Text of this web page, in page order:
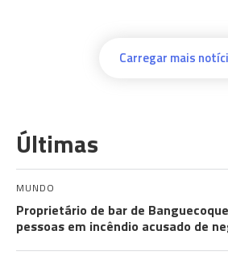
Carregar mais
Últimas
MUNDO
Proprietário de bar de
pessoas em incêndio acusado de